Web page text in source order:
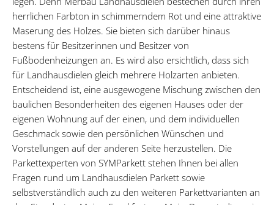
herrlichen Farbton in schimmerndem Rot und eine attraktive
Maserung des Holzes. Sie bieten sich darüber hinaus
bestens für Besitzerinnen und Besitzer von
Fußbodenheizungen an. Es wird also ersichtlich, dass sich
für Landhausdielen gleich mehrere Holzarten anbieten.
Entscheidend ist, eine ausgewogene Mischung zwischen den
baulichen Besonderheiten des eigenen Hauses oder der
eigenen Wohnung auf der einen, und dem individuellen
Geschmack sowie den persönlichen Wünschen und
Vorstellungen auf der anderen Seite herzustellen. Die
Parkettexperten von SYMParkett stehen Ihnen bei allen
Fragen rund um Landhausdielen Parkett sowie
selbstverständlich auch zu den weiteren Parkettvarianten an